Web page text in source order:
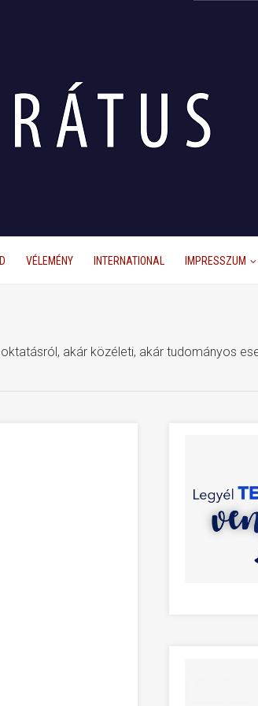
VÉLEMÉNY INTERNATIONAL IMPRESSZUM
akár közéleti, akár tudományos